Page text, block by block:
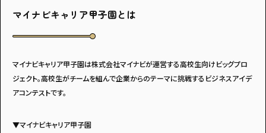
マイナビキャリア甲子園とは
マイナビキャリア甲子園は株式会社マイナビが運営する高校生向けビッグプロ
ジェクト。高校生がチームを組んで企業からのテーマに挑戦するビジネスアイデ
アコンテストです。
▼マイナビキャリア甲子園